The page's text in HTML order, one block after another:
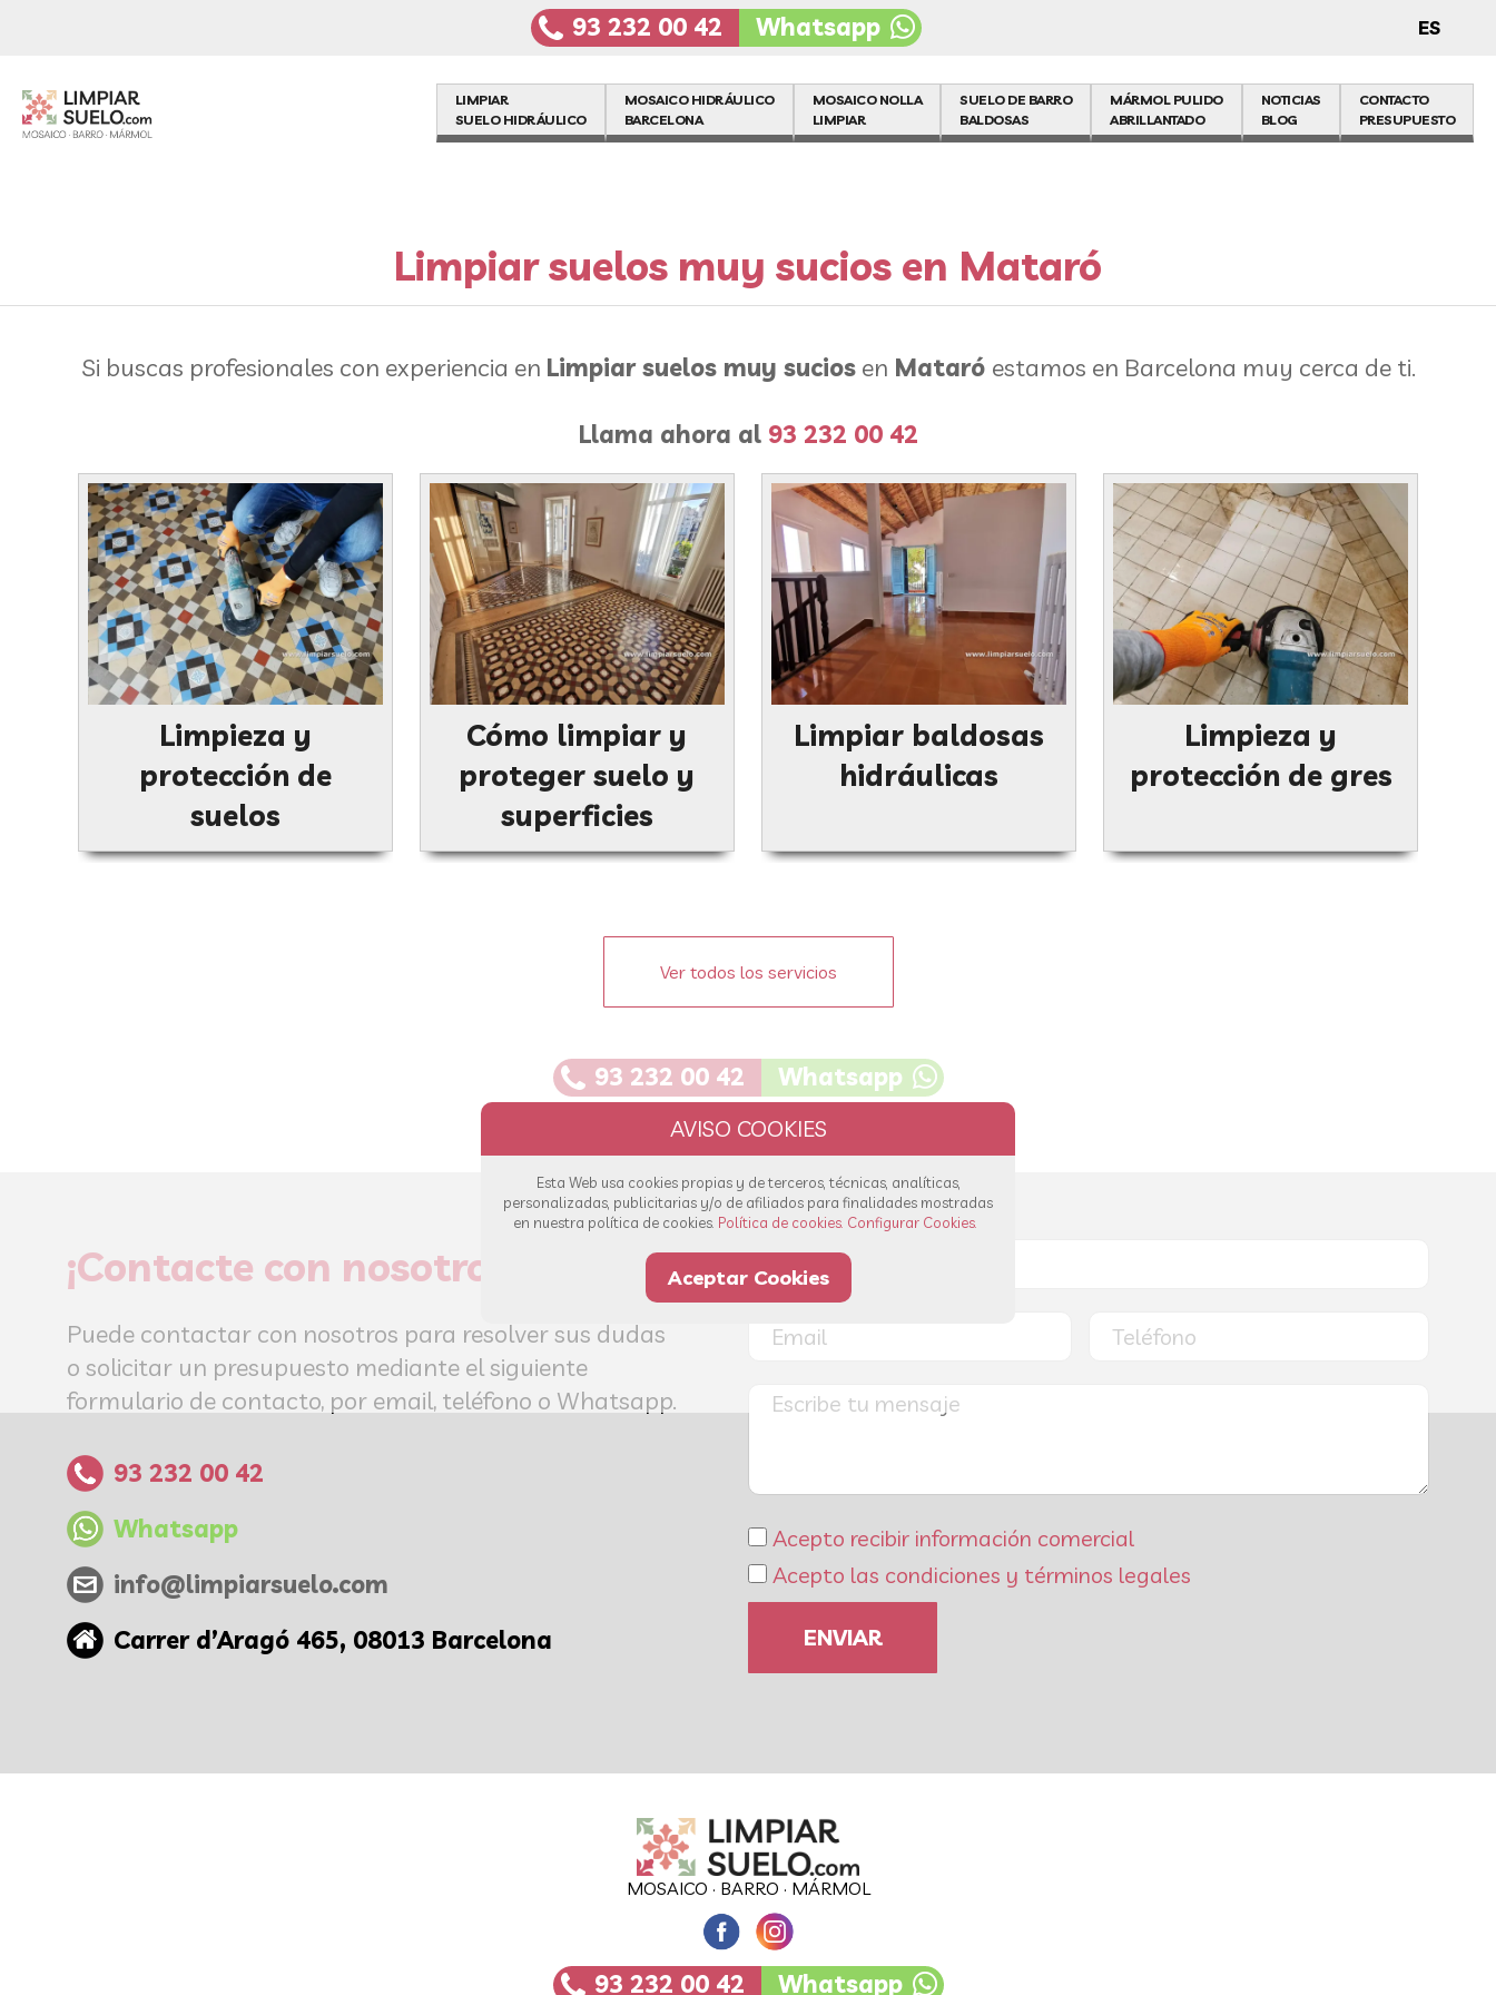
ES
93 232 00 42 Whatsapp
LIMPIAR
SUELO HIDRÁULICO
MOSAICO HIDRÁULICO
BARCELONA
MOSAICO NOLLA
LIMPIAR
SUELO DE BARRO
BALDOSAS
MÁRMOL PULIDO
ABRILLANTADO
NOTICIAS
BLOG
CONTACTO
PRESUPUESTO
Limpiar suelos muy sucios en Mataró
Si buscas profesionales con experiencia en Limpiar suelos muy suciosen Mataró estamos en Barcelona muy cerca de ti.
Llama ahora al 93 232 00 42
Limpieza y
protección de
suelos
Cómo limpiar y
proteger suelo y
superficies
Limpiar baldosas
hidráulicas
Limpieza y
protección de gres
Ver todos los servicios
93 232 00 42 Whatsapp
¡Contacte con nosotros!
Puede contactar con nosotros para resolver sus dudas
o solicitar un presupuesto mediante el siguiente
formulario de contacto, por email, teléfono o Whatsapp.
93 232 00 42
Whatsapp
info@limpiarsuelo.com
Carrer d’Aragó 465, 08013 Barcelona
Acepto recibir información comercial
Acepto las condiciones y términos legales
ENVIAR
MOSAICO · BARRO · MÁRMOL
93 232 00 42 Whatsapp
Esta Web usa cookies propias y de terceros, técnicas, analíticas,
personalizadas, publicitarias y/o de afiliados para finalidades mostradas
en nuestra política de cookies. Política de cookies. Configurar Cookies.
Aceptar Cookies